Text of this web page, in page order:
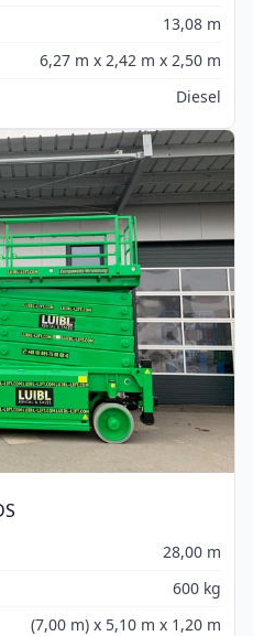
13,08 m
6,27 m x 2,42 m x 2,50 m
Diesel
28,00 m
600 kg
(7,00 m) x 5,10 m x 1,20 m